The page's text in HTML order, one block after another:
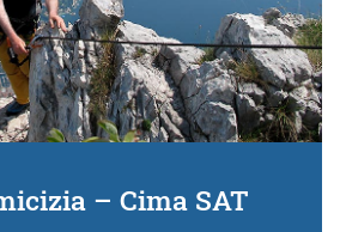
– Cima SAT